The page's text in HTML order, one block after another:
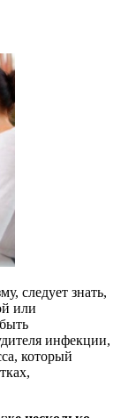
следует знать,
или
инфекции,
который